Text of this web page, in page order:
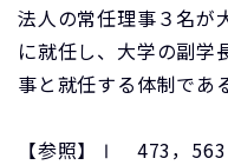
法人の常任理事３名が
に就任し、大学の副学
事と就任する体制であ
【参照】Ⅰ 473，